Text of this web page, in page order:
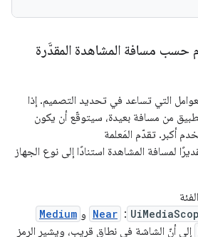
مسافة المشاهدة المقدَّرة
التي تساعد في تحديد التصميم. إذا
من مسافة بعيدة، سيتوقّع أن يكون
أكبر. تقدّم المَعلمة
لمسافة المشاهدة استنادًا إلى نوع الجهاز
:
Near و Medium
إلى أنّ الشاشة في نطاق قريب، ويشير الرمز